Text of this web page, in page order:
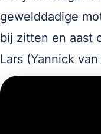
gewelddadige
bij zitten en aast
Lars (Yannick